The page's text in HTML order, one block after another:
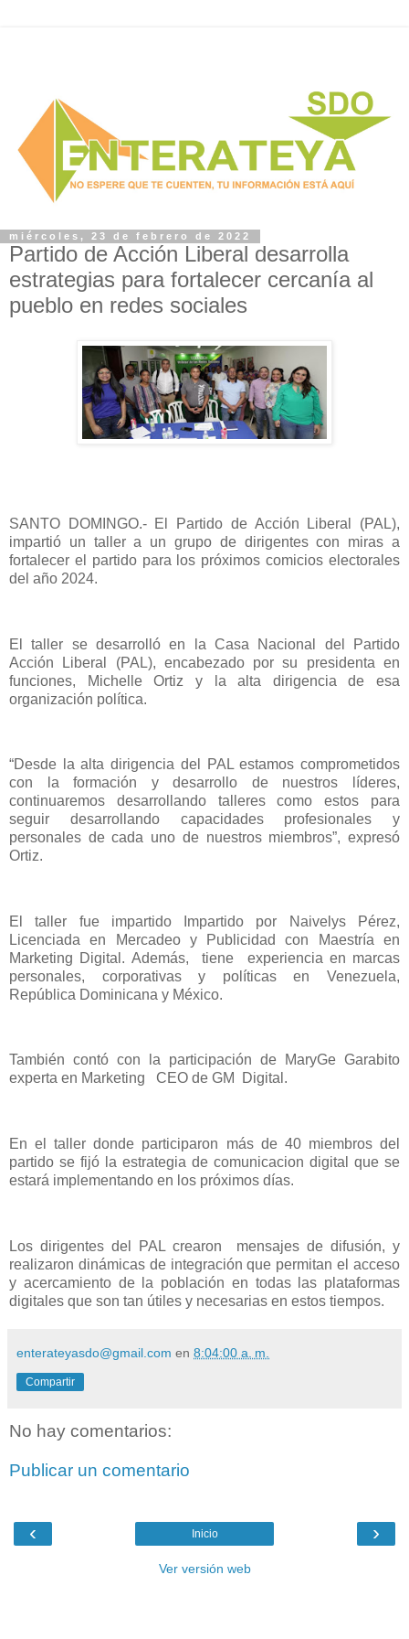
miércoles, 23 de febrero de 2022
Partido de Acción Liberal desarrolla
estrategias para fortalecer cercanía al
pueblo en redes sociales
SANTO DOMINGO.- El Partido de Acción Liberal (PAL),
impartió un taller a un grupo de dirigentes con miras a
fortalecer el partido para los próximos comicios electorales
del año 2024.
El taller se desarrolló en la Casa Nacional del Partido
Acción Liberal (PAL), encabezado por su presidenta en
funciones, Michelle Ortiz y la alta dirigencia de esa
organización política.
“Desde la alta dirigencia del PAL estamos comprometidos
con la formación y desarrollo de nuestros líderes,
continuaremos desarrollando talleres como estos para
seguir desarrollando capacidades profesionales y
personales de cada uno de nuestros miembros”, expresó
Ortiz.
El taller fue impartido Impartido por Naivelys Pérez,
Licenciada en Mercadeo y Publicidad con Maestría en
Marketing Digital. Además, tiene experiencia en marcas
personales, corporativas y políticas en Venezuela,
República Dominicana y México.
También contó con la participación de MaryGe Garabito
experta en Marketing CEO de GM Digital.
En el taller donde participaron más de 40 miembros del
partido se fijó la estrategia de comunicacion digital que se
estará implementando en los próximos días.
Los dirigentes del PAL crearon mensajes de difusión, y
realizaron dinámicas de integración que permitan el acceso
y acercamiento de la población en todas las plataformas
digitales que son tan útiles y necesarias en estos tiempos.
enterateyasdo@gmail.com en 8:04:00 a. m.
Compartir
No hay comentarios:
Publicar un comentario
‹ ›
Inicio
Ver versión web